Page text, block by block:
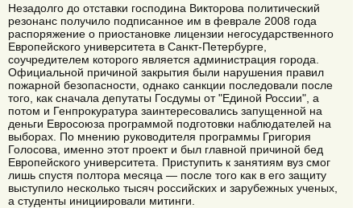
Незадолго до отставки господина Викторова политический
резонанс получило подписанное им в феврале 2008 года
распоряжение о приостановке лицензии негосударственного
Европейского университета в Санкт-Петербурге,
соучредителем которого является администрация города.
Официальной причиной закрытия были нарушения правил
пожарной безопасности, однако санкции последовали после
того, как сначала депутаты Госдумы от "Единой России", а
потом и Генпрокуратура заинтересовались запущенной на
деньги Евросоюза программой подготовки наблюдателей на
выборах. По мнению руководителя программы Григория
Голосова, именно этот проект и был главной причиной бед
Европейского университета. Приступить к занятиям вуз смог
лишь спустя полтора месяца — после того как в его защиту
выступило несколько тысяч российских и зарубежных ученых,
а студенты инициировали митинги.